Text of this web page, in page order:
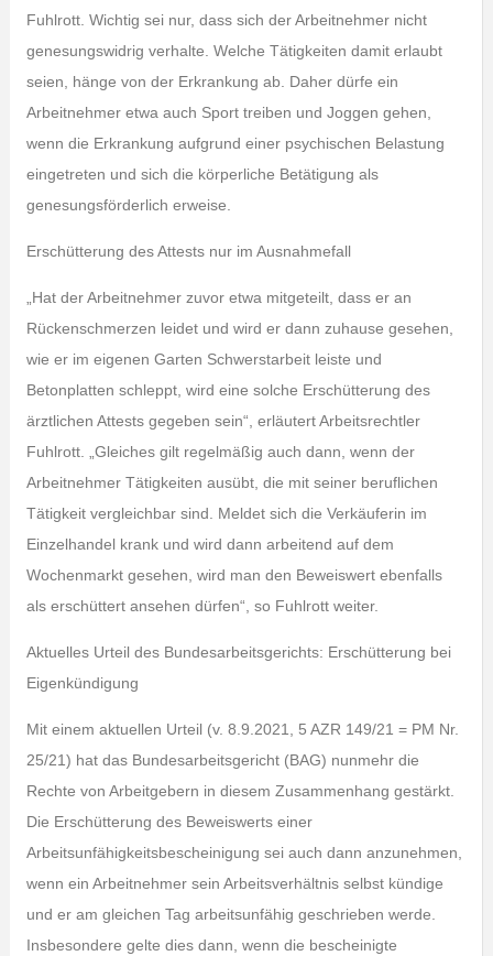
Fuhlrott. Wichtig sei nur, dass sich der Arbeitnehmer nicht
genesungswidrig verhalte. Welche Tätigkeiten damit erlaubt
seien, hänge von der Erkrankung ab. Daher dürfe ein
Arbeitnehmer etwa auch Sport treiben und Joggen gehen,
wenn die Erkrankung aufgrund einer psychischen Belastung
eingetreten und sich die körperliche Betätigung als
genesungsförderlich erweise.
Erschütterung des Attests nur im Ausnahmefall
„Hat der Arbeitnehmer zuvor etwa mitgeteilt, dass er an
Rückenschmerzen leidet und wird er dann zuhause gesehen,
wie er im eigenen Garten Schwerstarbeit leiste und
Betonplatten schleppt, wird eine solche Erschütterung des
ärztlichen Attests gegeben sein“, erläutert Arbeitsrechtler
Fuhlrott. „Gleiches gilt regelmäßig auch dann, wenn der
Arbeitnehmer Tätigkeiten ausübt, die mit seiner beruflichen
Tätigkeit vergleichbar sind. Meldet sich die Verkäuferin im
Einzelhandel krank und wird dann arbeitend auf dem
Wochenmarkt gesehen, wird man den Beweiswert ebenfalls
als erschüttert ansehen dürfen“, so Fuhlrott weiter.
Aktuelles Urteil des Bundesarbeitsgerichts: Erschütterung bei
Eigenkündigung
Mit einem aktuellen Urteil (v. 8.9.2021, 5 AZR 149/21 = PM Nr.
25/21) hat das Bundesarbeitsgericht (BAG) nunmehr die
Rechte von Arbeitgebern in diesem Zusammenhang gestärkt.
Die Erschütterung des Beweiswerts einer
Arbeitsunfähigkeitsbescheinigung sei auch dann anzunehmen,
wenn ein Arbeitnehmer sein Arbeitsverhältnis selbst kündige
und er am gleichen Tag arbeitsunfähig geschrieben werde.
Insbesondere gelte dies dann, wenn die bescheinigte